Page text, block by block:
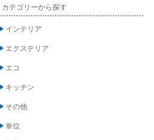
カテゴリーから探す
インテリア
エクステリア
エコ
キッチン
その他
単位